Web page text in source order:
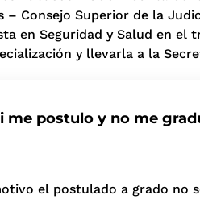
– Consejo Superior de la
en Seguridad y Salud en
y llevarla a la
me postulo y no me
el postulado a grado no